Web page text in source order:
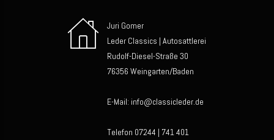
Juri Gomer
Leder Classics | Autosattlerei
Rudolf-Diesel-Straße 30
76356 Weingarten/Baden
E-Mail: info@classicleder.de
Telefon 07244 | 741 401